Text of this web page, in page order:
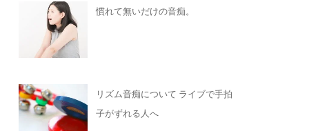
慣れて無いだけの音痴。
リズム音痴について ライブで手拍
子がずれる人へ